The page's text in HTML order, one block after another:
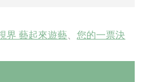
界 藝起來遊藝、您的一票決